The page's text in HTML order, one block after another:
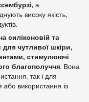
, а
високу якість,
силіконовій та
чутливої шкіри,
стимулюючі
благополуччя. Вона
так і для
або використання із